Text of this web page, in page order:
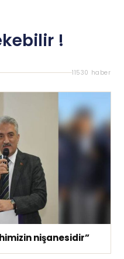
!
11530 haber
nişanesidir”